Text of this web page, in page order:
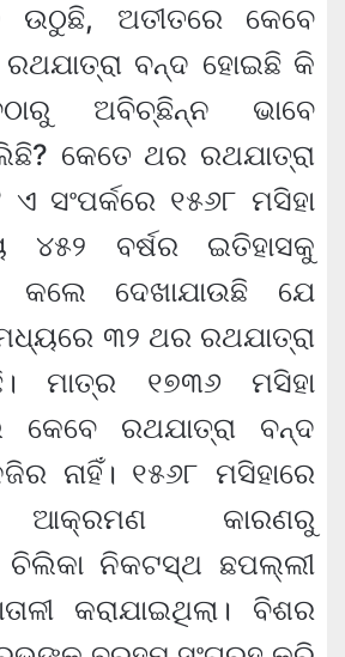
ଅତୀତରେ କେବେ
ବନ୍ଦ ହୋଇଛି କି
ଅବିଚ୍ଛିନ୍ନ ଭାବେ
କେତେ ଥର ରଥଯାତ୍ରା
ଏ ସଂପର୍କରେ ୧୫୬୮ ମସିହା
୪୫୨ ବର୍ଷର ଇତିହାସକୁ
କଲେ ଦେଖାଯାଉଛି ଯେ
୩୨ ଥର ରଥଯାତ୍ରା
ମାତ୍ର ୧୭୩୬ ମସିହା
ରଥଯାତ୍ରା ବନ୍ଦ
ନାହିଁ। ୧୫୬୮ ମସିହାରେ
ଆକ୍ରମଣ କାରଣରୁ
ଚିଲିକା ନିକଟସ୍ଥ ଛପଲ୍ଲୀ
କରାଯାଇଥିଲା। ବିଶର